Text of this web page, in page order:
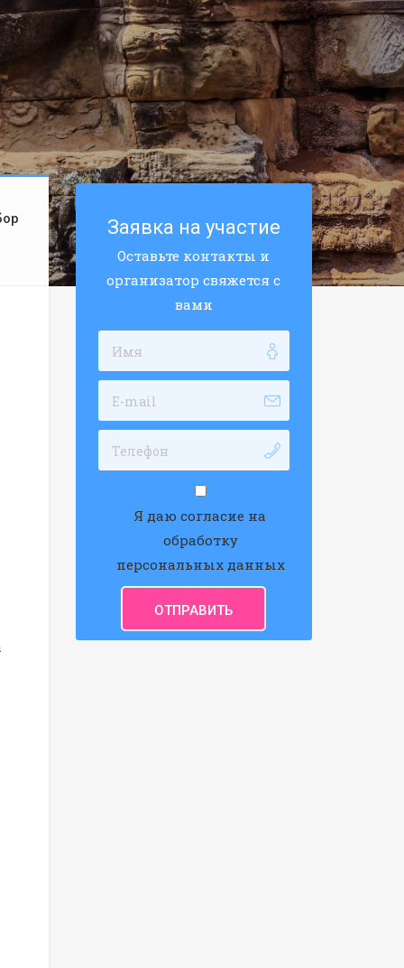
Заявка на участие
Оставьте контакты и
организатор свяжется с
вами
Я даю согласие на
обработку
персональных данных